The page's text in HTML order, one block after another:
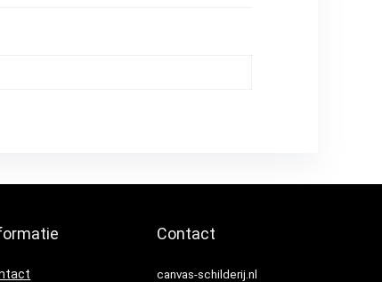
Contact
canvas-schilderij.nl